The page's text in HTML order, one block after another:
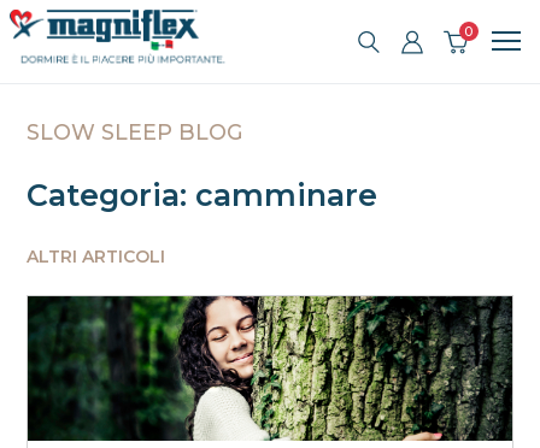
0
SLOW SLEEP BLOG
Categoria: camminare
ALTRI ARTICOLI